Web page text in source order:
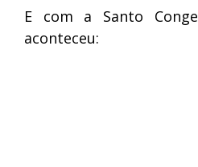
E com a Santo
aconteceu: